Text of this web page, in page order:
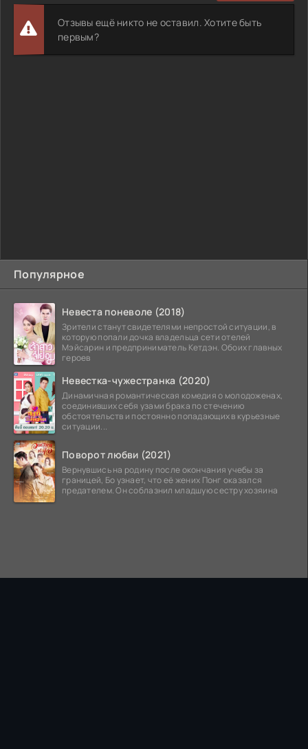
Популярное
Невеста поневоле (2018)
Зрители станут свидетелями непростой ситуации, в
которую попали дочка владельца сети отелей
Мэйсарин и предприниматель Кетдэн. Обоих главных
героев
Невестка-чужестранка (2020)
Динамичная романтическая комедия о молодоженах,
соединивших себя узами брака по стечению
обстоятельств и постоянно попадающих в курьезные
ситуации...
Поворот любви (2021)
Вернувшись на родину после окончания учебы за
границей, Бо узнает, что её жених Понг оказался
предателем. Он соблазнил младшую сестру хозяина
Отзывы ещё никто не оставил. Хотите быть
первым?